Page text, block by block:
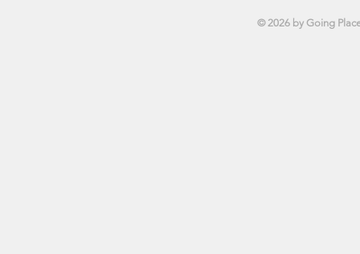
© 2026 by Going